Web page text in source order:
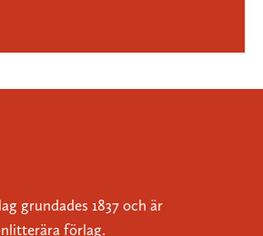
grundades 1837 och är
förlag.